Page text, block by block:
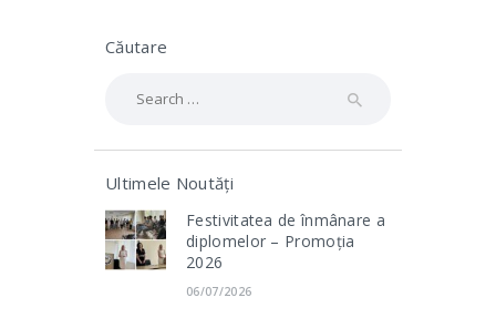
Căutare
Ultimele Noutăți
Festivitatea de înmânare a
diplomelor – Promoția
2026
06/07/2026